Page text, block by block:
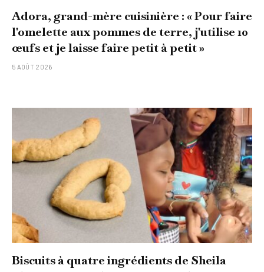
Adora, grand-mère cuisinière : « Pour faire
l'omelette aux pommes de terre, j'utilise 10
œufs et je laisse faire petit à petit »
5 AOÛT 2026
Biscuits à quatre ingrédients de Sheila